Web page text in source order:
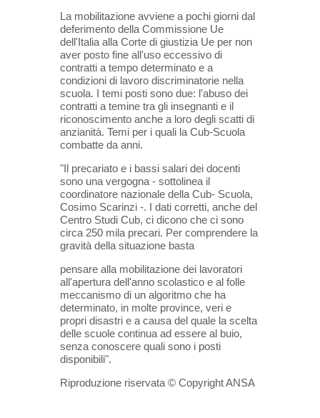
La mobilitazione avviene a pochi giorni dal
deferimento della Commissione Ue
dell'Italia alla Corte di giustizia Ue per non
aver posto fine all'uso eccessivo di
contratti a tempo determinato e a
condizioni di lavoro discriminatorie nella
scuola. I temi posti sono due: l'abuso dei
contratti a temine tra gli insegnanti e il
riconoscimento anche a loro degli scatti di
anzianità. Temi per i quali la Cub-Scuola
combatte da anni.
"Il precariato e i bassi salari dei docenti
sono una vergogna - sottolinea il
coordinatore nazionale della Cub- Scuola,
Cosimo Scarinzi -. I dati corretti, anche del
Centro Studi Cub, ci dicono che ci sono
circa 250 mila precari. Per comprendere la
gravità della situazione basta
pensare alla mobilitazione dei lavoratori
all'apertura dell'anno scolastico e al folle
meccanismo di un algoritmo che ha
determinato, in molte province, veri e
propri disastri e a causa del quale la scelta
delle scuole continua ad essere al buio,
senza conoscere quali sono i posti
disponibili".
Riproduzione riservata © Copyright ANSA